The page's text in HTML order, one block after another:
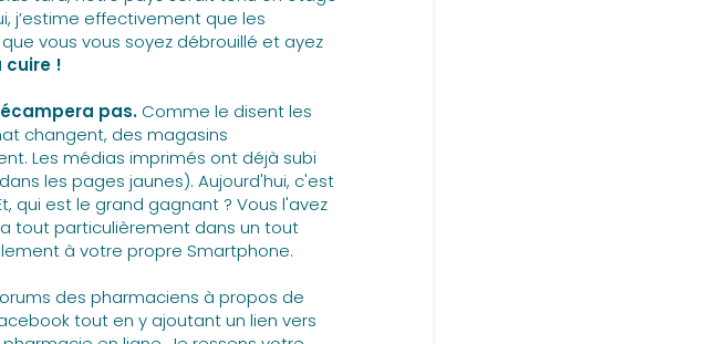
j’estime effectivement que les
vous vous soyez débrouillé et ayez
cuire !
pas.Comme le disent les
changent, des magasins
Les médias imprimés ont déjà subi
les pages jaunes). Aujourd'hui, c'est
qui est le grand gagnant ? Vous l'avez
tout particulièrement dans un tout
à votre propre Smartphone.
des pharmaciens à propos de
tout en y ajoutant un lien vers